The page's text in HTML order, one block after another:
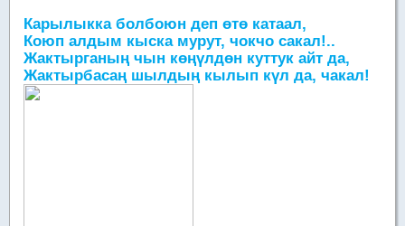
Карылыкка болбоюн деп өтө катаал,
Коюп алдым кыска мурут, чокчо сакал!..
Жактырганың чын көңүлдөн куттук айт да,
Жактырбасаң шылдың кылып күл да, чакал!